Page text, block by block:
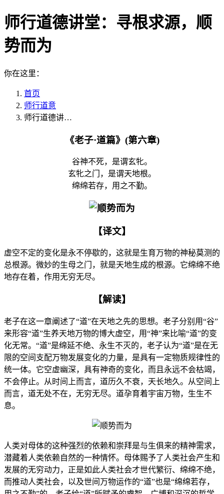
师行道德讲堂：寻根求源，顺
势而为
你在这里：
首页
师行道意
师行道德讲…
《老子·道篇》(第六章)
谷神不死，是谓玄牝。
玄牝之门，是谓天地根。
绵绵若存，用之不勤。
【译文】
虚空不定的变化是永不停歇的，这就是生育万物的神秘莫测的
总根源。微妙的生母之门，就是天地生成的根源。它绵绵不绝
地存在着，作用无穷无尽。
【解读】
老子在这一章阐述了“道”在天地之先的思想。老子分别用“谷”
来形容“道”生养天地万物的博大虚空，用“神”来比喻“道”的变
化无常。“道”是绵延不绝、永生不灭的，老子认为“道”是在无
限的空间支配万物发展变化的力量，是具有一定物质规律性的
统一体。它空虚幽深，具有神奇的变化，而且永远不会枯竭，
不会停止。从时间上而言，道历久不衰，天长地久。从空间上
而言，道无处不在，无穷无尽。道孕育着宇宙万物，生生不
息。
人类对母体的这种强烈的依赖和崇拜是与生俱来的精神需求，
潜藏着人类依赖自然的一种情怀。母体赐予了人类社会产生和
发展的无穷动力，正是如此人类社会才世代繁衍、绵绵不绝，
而推动人类社会，以及世间万物运作的“道”也是“绵绵若存，